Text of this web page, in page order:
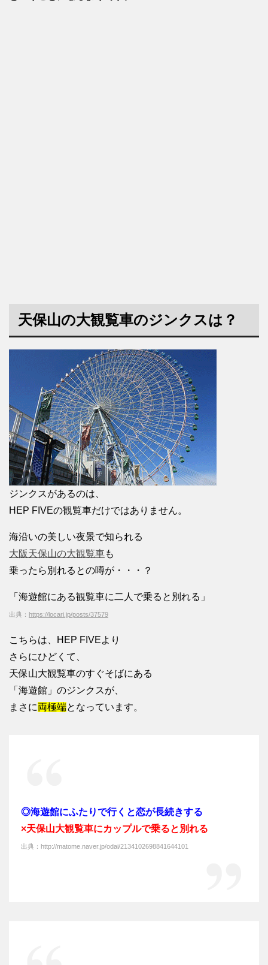
天保山の大観覧車のジンクスは？
ジンクスがあるのは、
HEP FIVEの観覧車だけではありません。
海沿いの美しい夜景で知られる
大阪天保山の大観覧車も
乗ったら別れるとの噂が・・・？
「海遊館にある観覧車に二人で乗ると別れる」
出典： https://locari.jp/posts/37579
こちらは、HEP FIVEより
さらにひどくて、
天保山大観覧車のすぐそばにある
「海遊館」のジンクスが、
まさに両極端となっています。
◎海遊館にふたりで行くと恋が長続きする
×天保山大観覧車にカップルで乗ると別れる
出典：http://matome.naver.jp/odai/2134102698841644101